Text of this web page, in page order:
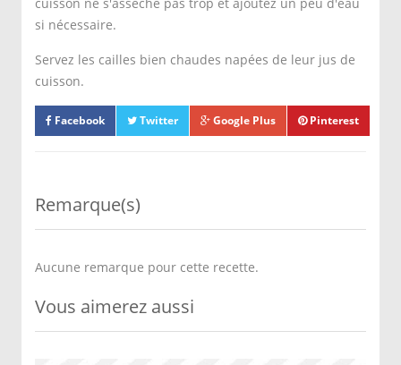
si nécessaire.
Servez les cailles bien chaudes napées de leur jus de
cuisson.
Facebook Twitter Google Plus Pinterest
Remarque(s)
Aucune remarque pour cette recette.
Vous aimerez aussi